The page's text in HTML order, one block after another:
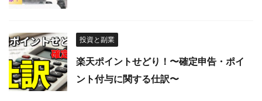
投資と副業
楽天ポイントせどり！〜確定申告・ポイ
ント付与に関する仕訳〜